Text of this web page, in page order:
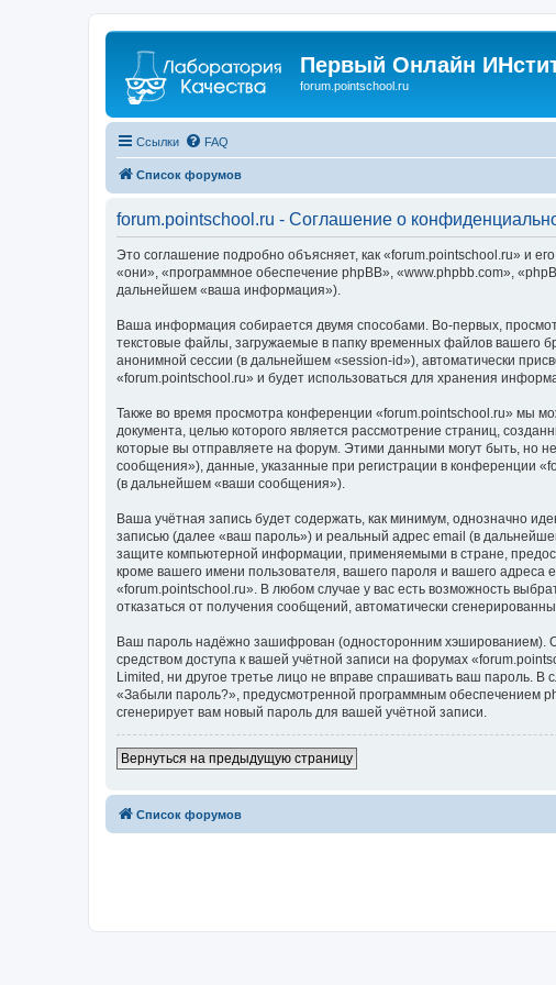
Первый Онлайн
forum.pointschool.ru
Ссылки FAQ
Список форумов
forum.pointschool.ru - Соглашение о
Это соглашение подробно объясняет, как «forum.pointschool.ru» и
«они», «программное обеспечение phpBB», «www.phpbb.com»,
дальнейшем «ваша информация»).
Ваша информация собирается двумя способами. Во-первых,
текстовые файлы, загружаемые в папку временных файлов вашего
анонимной сессии (в дальнейшем «session-id»), автоматически
«forum.pointschool.ru» и будет использоваться для хранения
Также во время просмотра конференции «forum.pointschool.ru» мы
документа, целью которого является рассмотрение страниц,
которые вы отправляете на форум. Этими данными могут быть, но
сообщения»), данные, указанные при регистрации в конференции
(в дальнейшем «ваши сообщения»).
Ваша учётная запись будет содержать, как минимум, однозначно
записью (далее «ваш пароль») и реальный адрес email (в
защите компьютерной информации, применяемыми в стране,
кроме вашего имени пользователя, вашего пароля и вашего адреса
«forum.pointschool.ru». В любом случае у вас есть возможность
отказаться от получения сообщений, автоматически
Ваш пароль надёжно зашифрован (односторонним хэшированием).
средством доступа к вашей учётной записи на форумах
Limited, ни другое третье лицо не вправе спрашивать ваш пароль.
«Забыли пароль?», предусмотренной программным обеспечением
сгенерирует вам новый пароль для вашей учётной записи.
Вернуться на предыдущую страницу
Список форумов